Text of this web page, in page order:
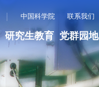
| 中国科学院 联系我们
研究生教育 党群园地